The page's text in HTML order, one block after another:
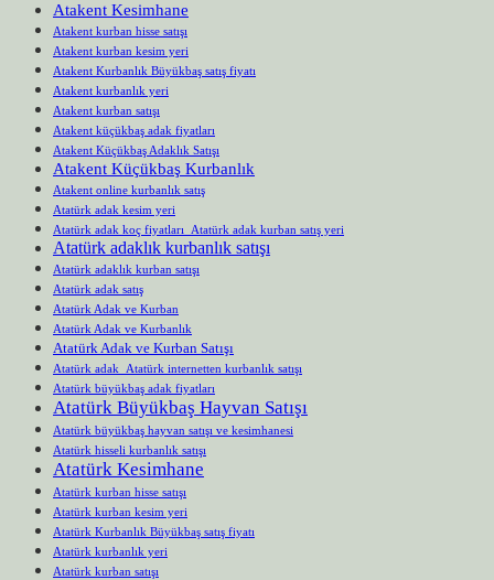
Atakent Kesimhane
Atakent kurban hisse satışı
Atakent kurban kesim yeri
Atakent Kurbanlık Büyükbaş satış fiyatı
Atakent kurbanlık yeri
Atakent kurban satışı
Atakent küçükbaş adak fiyatları
Atakent Küçükbaş Adaklık Satışı
Atakent Küçükbaş Kurbanlık
Atakent online kurbanlık satış
Atatürk adak kesim yeri
Atatürk adak koç fiyatları Atatürk adak kurban satış yeri
Atatürk adaklık kurbanlık satışı
Atatürk adaklık kurban satışı
Atatürk adak satış
Atatürk Adak ve Kurban
Atatürk Adak ve Kurbanlık
Atatürk Adak ve Kurban Satışı
Atatürk adak Atatürk internetten kurbanlık satışı
Atatürk büyükbaş adak fiyatları
Atatürk Büyükbaş Hayvan Satışı
Atatürk büyükbaş hayvan satışı ve kesimhanesi
Atatürk hisseli kurbanlık satışı
Atatürk Kesimhane
Atatürk kurban hisse satışı
Atatürk kurban kesim yeri
Atatürk Kurbanlık Büyükbaş satış fiyatı
Atatürk kurbanlık yeri
Atatürk kurban satışı